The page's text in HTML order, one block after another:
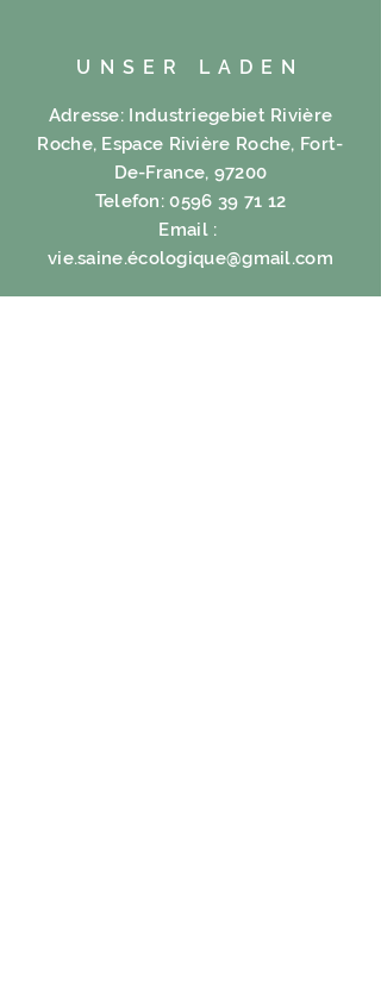
UNSER LADEN
Adresse: Industriegebiet Rivière
Roche, Espace Rivière Roche, Fort-
De-France, 97200
Telefon:0596 39 71 12
Email :
vie.saine.écologique@gmail.com